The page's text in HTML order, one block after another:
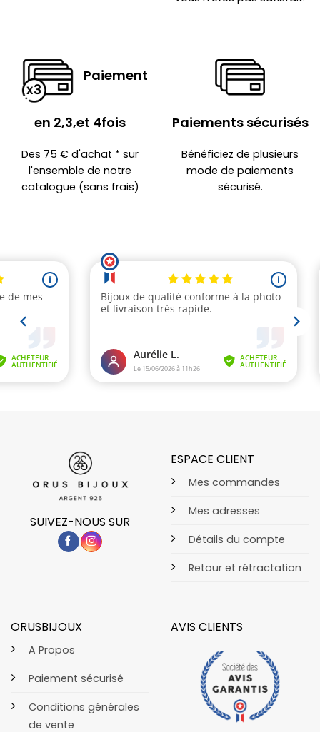
Paiement
en 2,3,et 4fois
Des 75 € d'achat * sur
l'ensemble de notre
catalogue (sans frais)
Paiements sécurisés
Bénéficiez de plusieurs
mode de paiements
sécurisé.
SUIVEZ-NOUS SUR
ESPACE CLIENT
Mes commandes
Mes adresses
Détails du compte
Retour et rétractation
ORUSBIJOUX
A Propos
Paiement sécurisé
Conditions générales
de vente
AVIS CLIENTS